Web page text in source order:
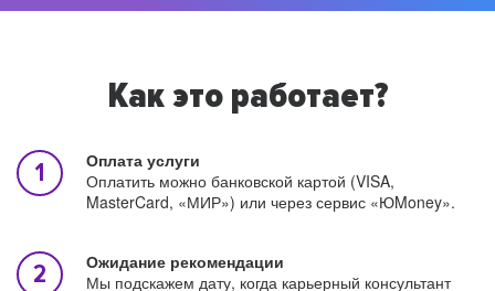
Как это работает?
Оплата услуги
Оплатить можно банковской картой (VISA,
MasterCard, «МИР») или через сервис «ЮMoney».
Ожидание рекомендации
Мы подскажем дату, когда карьерный консультант